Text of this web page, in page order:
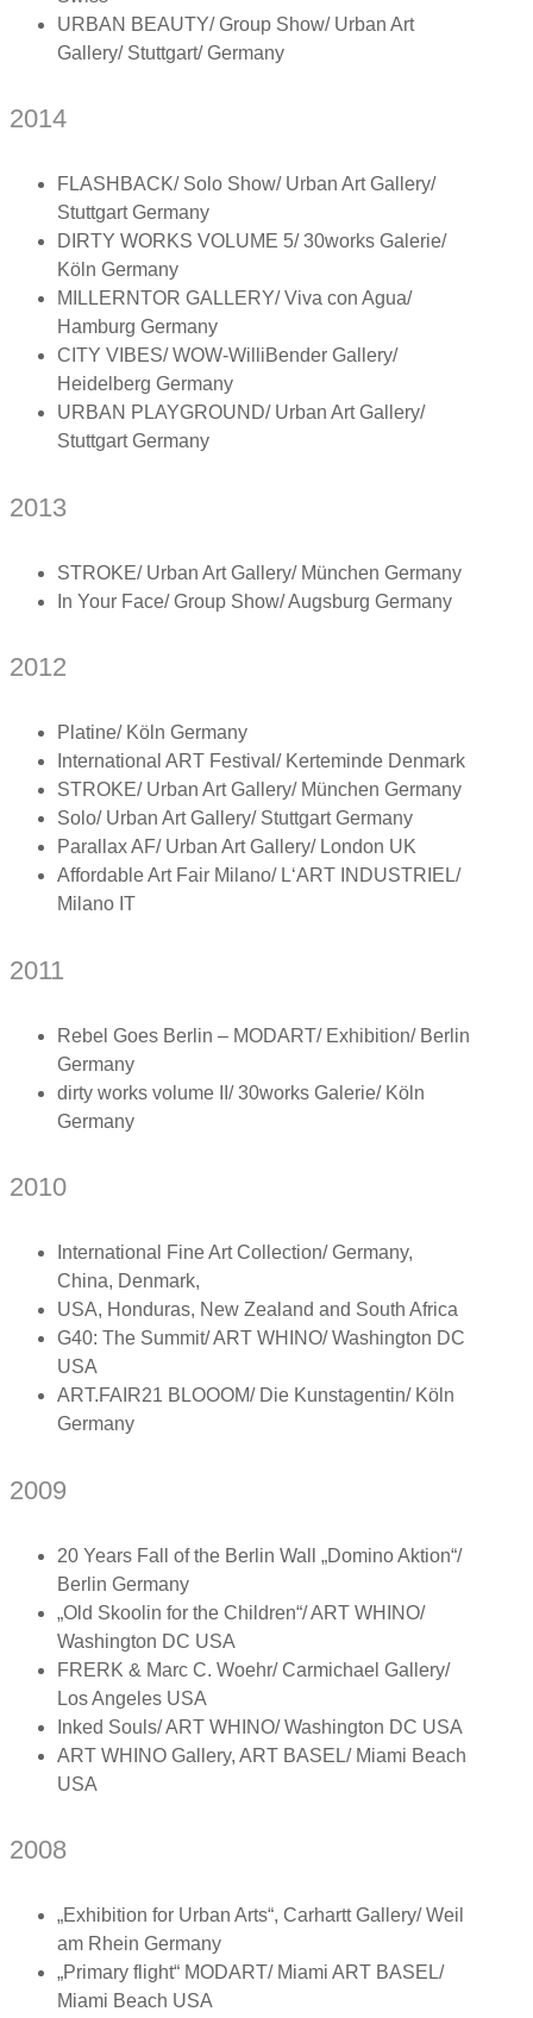
URBAN BEAUTY/ Group Show/ Urban Art
Gallery/ Stuttgart/ Germany
2014
FLASHBACK/ Solo Show/ Urban Art Gallery/
Stuttgart Germany
DIRTY WORKS VOLUME 5/ 30works Galerie/
Köln Germany
MILLERNTOR GALLERY/ Viva con Agua/
Hamburg Germany
CITY VIBES/ WOW-WilliBender Gallery/
Heidelberg Germany
URBAN PLAYGROUND/ Urban Art Gallery/
Stuttgart Germany
2013
STROKE/ Urban Art Gallery/ München Germany
In Your Face/ Group Show/ Augsburg Germany
2012
Platine/ Köln Germany
International ART Festival/ Kerteminde Denmark
STROKE/ Urban Art Gallery/ München Germany
Solo/ Urban Art Gallery/ Stuttgart Germany
Parallax AF/ Urban Art Gallery/ London UK
Affordable Art Fair Milano/ L‘ART INDUSTRIEL/
Milano IT
2011
Rebel Goes Berlin – MODART/ Exhibition/ Berlin
Germany
dirty works volume II/ 30works Galerie/ Köln
Germany
2010
International Fine Art Collection/ Germany,
China, Denmark,
USA, Honduras, New Zealand and South Africa
G40: The Summit/ ART WHINO/ Washington DC
USA
ART.FAIR21 BLOOOM/ Die Kunstagentin/ Köln
Germany
2009
20 Years Fall of the Berlin Wall „Domino Aktion“/
Berlin Germany
„Old Skoolin for the Children“/ ART WHINO/
Washington DC USA
FRERK & Marc C. Woehr/ Carmichael Gallery/
Los Angeles USA
Inked Souls/ ART WHINO/ Washington DC USA
ART WHINO Gallery, ART BASEL/ Miami Beach
USA
2008
„Exhibition for Urban Arts“, Carhartt Gallery/ Weil
am Rhein Germany
„Primary flight“ MODART/ Miami ART BASEL/
Miami Beach USA